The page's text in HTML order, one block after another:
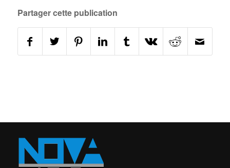
Partager cette publication